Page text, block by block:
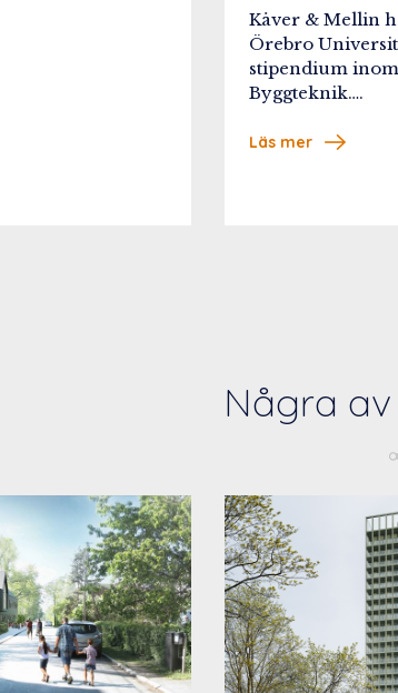
Kåver & Mellin
Örebro
stipendium
Byggteknik….
Läs mer
Några